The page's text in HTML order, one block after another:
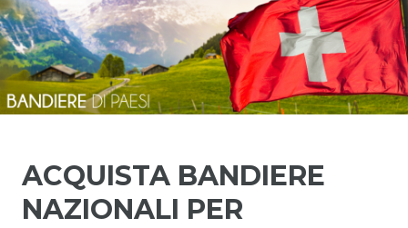
ACQUISTA BANDIERE
NAZIONALI PER